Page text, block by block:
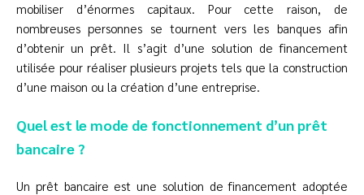
mobiliser d’énormes capitaux. Pour cette raison, de
nombreuses personnes se tournent vers les banques afin
d’obtenir un prêt. Il s’agit d’une solution de financement
utilisée pour réaliser plusieurs projets tels que la construction
d’une maison ou la création d’une entreprise.
Quel est le mode de fonctionnement d’un prêt
bancaire ?
Un prêt bancaire est une solution de financement adoptée